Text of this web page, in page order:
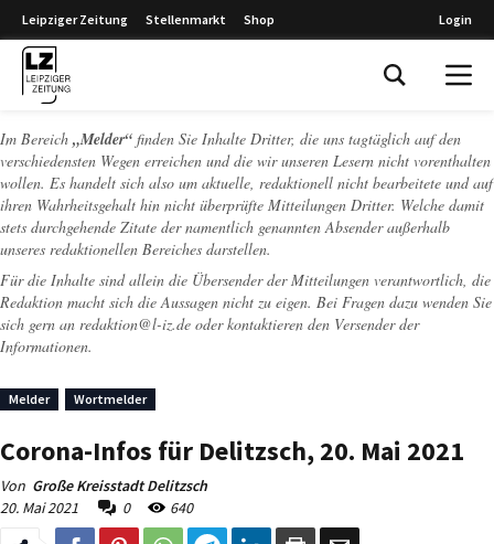
Leipziger Zeitung Stellenmarkt Shop Login
Im Bereich „Melder“ finden Sie Inhalte Dritter, die uns tagtäglich auf den
verschiedensten Wegen erreichen und die wir unseren Lesern nicht vorenthalten
wollen. Es handelt sich also um aktuelle, redaktionell nicht bearbeitete und auf
ihren Wahrheitsgehalt hin nicht überprüfte Mitteilungen Dritter. Welche damit
stets durchgehende Zitate der namentlich genannten Absender außerhalb
unseres redaktionellen Bereiches darstellen.
Für die Inhalte sind allein die Übersender der Mitteilungen verantwortlich, die
Redaktion macht sich die Aussagen nicht zu eigen. Bei Fragen dazu wenden Sie
sich gern an redaktion@l-iz.de oder kontaktieren den Versender der
Informationen.
Melder Wortmelder
Corona-Infos für Delitzsch, 20. Mai 2021
Von Große Kreisstadt Delitzsch
20. Mai 2021
0 640